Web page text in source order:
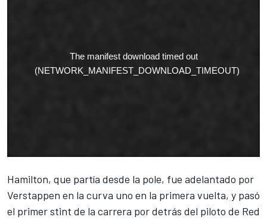
The manifest download timed out
(NETWORK_MANIFEST_DOWNLOAD_TIMEOUT)
Hamilton, que partía desde la pole, fue adelantado por
Verstappen en la curva uno en la primera vuelta, y pasó
el primer stint de la carrera por detrás del piloto de Red